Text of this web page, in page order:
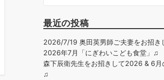
最近の投稿
2026/7/19 奥田英男師ご夫妻をお招き
2026年7月「にぎわいこども食堂」♫
森下辰衛先生をお招きして2026 & 6月
♫